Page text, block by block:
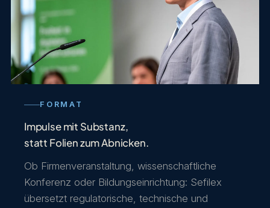
FORMAT
Impulse mit Substanz,
statt Folien zum Abnicken.
Ob Firmenveranstaltung, wissenschaftliche
Konferenz oder Bildungseinrichtung: Sefilex
übersetzt regulatorische, technische und